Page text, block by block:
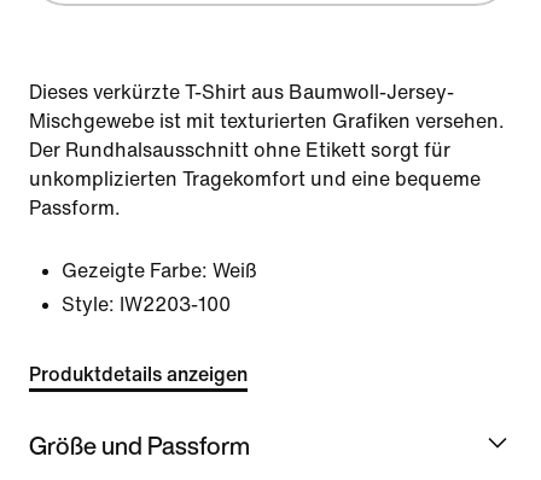
Dieses verkürzte T-Shirt aus Baumwoll-Jersey-
Mischgewebe ist mit texturierten Grafiken versehen.
Der Rundhalsausschnitt ohne Etikett sorgt für
unkomplizierten Tragekomfort und eine bequeme
Passform.
Gezeigte Farbe: Weiß
Style: IW2203-100
Produktdetails anzeigen
Größe und Passform